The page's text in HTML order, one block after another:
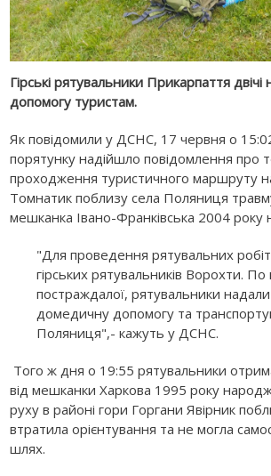
Гірські рятувальники Прикарпаття двічі
допомогу туристам.
Як повідомили у ДСНС, 17 червня о
порятунку надійшло повідомлення про
проходження туристичного маршруту
Томнатик поблизу села Поляниця
мешканка Івано-Франківська 2004
"Для проведення рятувальних
гірських рятувальників Ворохти.
постраждалої, рятувальники
домедичну допомогу та
Поляниця",- кажуть у ДСНС.
Того ж дня о 19:55 рятувальники
від мешканки Харкова 1995 року
руху в районі гори Горгани Явірник
втратила орієнтування та не могла
шлях.